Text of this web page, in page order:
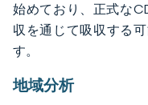
始めており、正式な
収を通じて吸収する
す。
地域分析